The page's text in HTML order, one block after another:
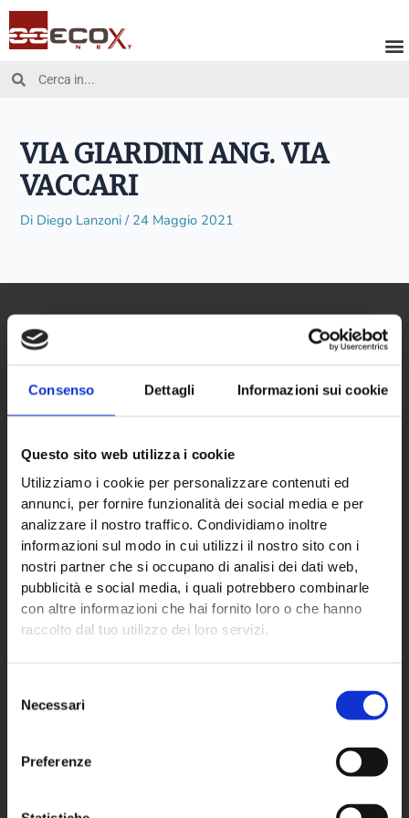
Consenso Dettagli Informazioni sui cookie
Questo sito web utilizza i cookie
Utilizziamo i cookie per personalizzare contenuti ed
annunci, per fornire funzionalità dei social media e per
analizzare il nostro traffico. Condividiamo inoltre
informazioni sul modo in cui utilizzi il nostro sito con i
nostri partner che si occupano di analisi dei dati web,
pubblicità e social media, i quali potrebbero combinarle
con altre informazioni che hai fornito loro o che hanno
raccolto dal tuo utilizzo dei loro servizi.
delNecessari
Preferenze
Vai
al
contenuto
Cerca Cerca
VIA GIARDINI ANG. VIA
VACCARI
Di Diego Lanzoni/ 24 Maggio 2021
ECO NEXT S.p.A.
Sede principale
Via Almisana, 2
48018 Faenza (RA) – IT
+39 0546 624940
Settori